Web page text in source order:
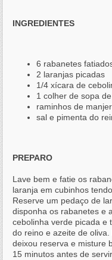
INGREDIENTES
6 rabanetes
2 laranjas picadas
1/4 xícara de
1 colher de sopa
raminhos de
sal e pimenta do
PREPARO
Lave bem e fatie os
laranja em cubinhos
Reserve um pedaço de
disponha os rabanetes e
cebolinha verde picada e
do reino e azeite de
deixou reserva e misture
15 minutos antes de servir.